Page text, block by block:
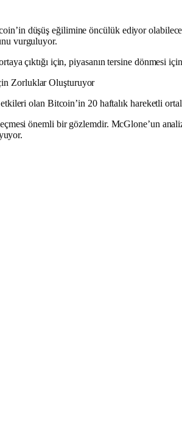
düşüş eğilimine öncülük ediyor
vurguluyor.
çıktığı için, piyasanın tersine dönmesi
Zorluklar Oluşturuyor
olan Bitcoin’in 20 haftalık hareketli
önemli bir gözlemdir. McGlone’un